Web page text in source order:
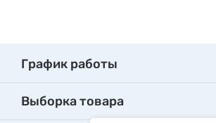
График работы
Выборка товара